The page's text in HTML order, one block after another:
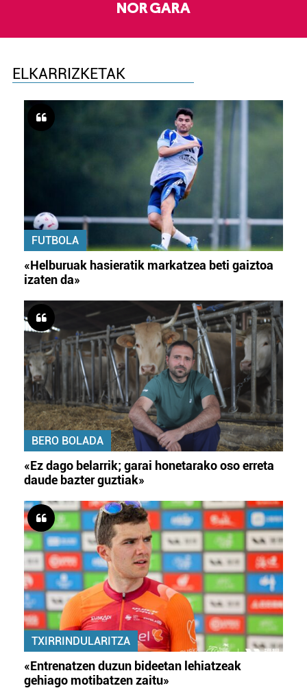
NOR GARA
ELKARRIZKETAK
FUTBOLA
«Helburuak hasieratik markatzea beti gaiztoa
izaten da»
BERO BOLADA
«Ez dago belarrik; garai honetarako oso erreta
daude bazter guztiak»
TXIRRINDULARITZA
«Entrenatzen duzun bideetan lehiatzeak
gehiago motibatzen zaitu»